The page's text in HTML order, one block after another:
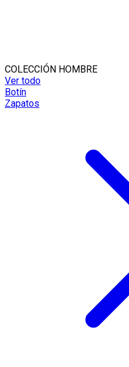
COLECCIÓN HOMBRE
Ver todo
Botín
Zapatos